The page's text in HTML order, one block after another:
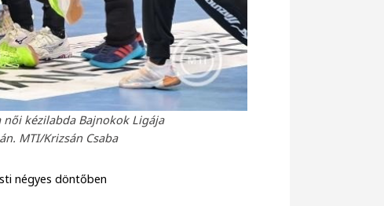
női kézilabda Bajnokok Ligája
MTI/Krizsán Csaba
négyes döntőben